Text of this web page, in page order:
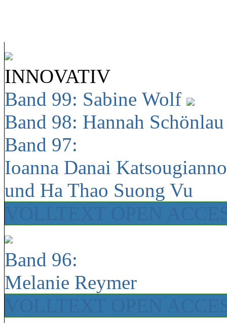
INNOVATIV
Band 99: Sabine Wolf
Band 98: Hannah
Band 97:
Ioanna Danai
und Ha Thao Suong Vu
Band 96:
Melanie Reymer